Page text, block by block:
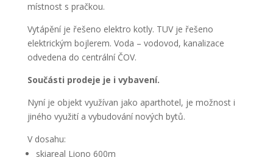
místnost s pračkou.
Vytápění je řešeno elektro kotly. TUV je řešeno
elektrickým bojlerem. Voda – vodovod, kanalizace
odvedena do centrální ČOV.
Součásti prodeje je i vybavení.
Nyní je objekt využívan jako aparthotel, je možnost i
jiného využití a vybudování nových bytů.
V dosahu:
skiareal Liono 600m